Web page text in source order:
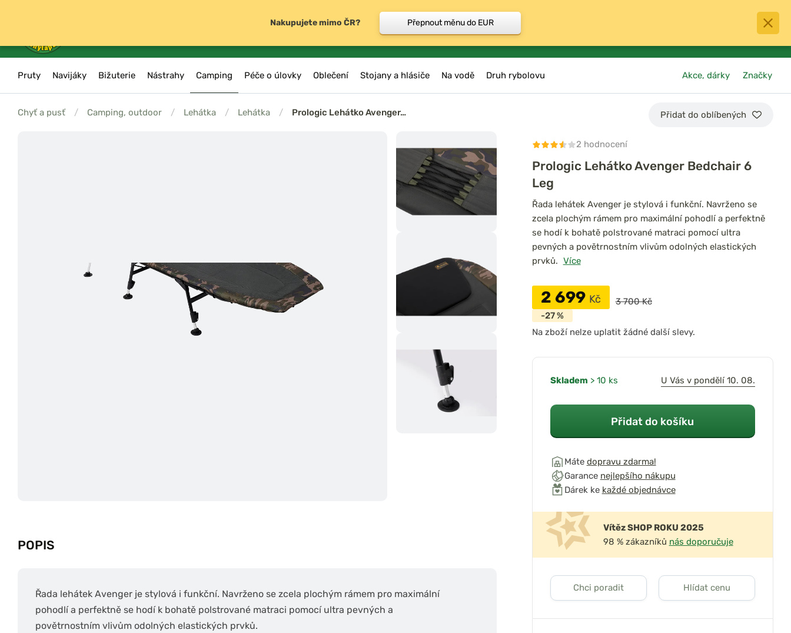
0
košík
Pruty Navijáky Bižuterie Nástrahy Camping Péče o úlovky Oblečení Stojany a hlásiče Na vodě Druh rybolovu Akce, dárky Značky
Chyť a pusť / Camping, outdoor / Lehátka / Lehátka / Prologic Lehátko Avenger… Přidat do oblíbených
POPIS
Řada lehátek Avenger je stylová i funkční. Navrženo se zcela plochým rámem pro maximální
pohodlí a perfektně se hodí k bohatě polstrované matraci pomocí ultra pevných a
povětrnostním vlivům odolných elastických prvků.
2 hodnocení
Prologic Lehátko Avenger Bedchair 6
Leg
Řada lehátek Avenger je stylová i funkční. Navrženo se
zcela plochým rámem pro maximální pohodlí a perfektně
se hodí k bohatě polstrované matraci pomocí ultra
pevných a povětrnostním vlivům odolných elastických
prvků. Více
2 699 Kč
3 700 Kč
-27 %
Na zboží nelze uplatit žádné další slevy.
Skladem > 10 ks U Vás v pondělí 10. 08.
Přidat do košíku
Máte dopravu zdarma!
Garance nejlepšího nákupu
Dárek ke každé objednávce
Vítěz SHOP ROKU 2025
98 % zákazníků nás doporučuje
Chci poradit Hlídat cenu
Nakupujete mimo ČR? Přepnout měnu do EUR